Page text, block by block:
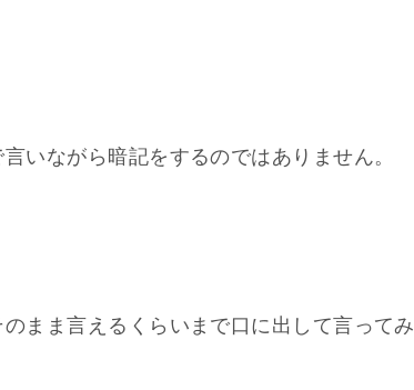
いながら暗記をするのではありません。
まま言えるくらいまで口に出して言ってみ